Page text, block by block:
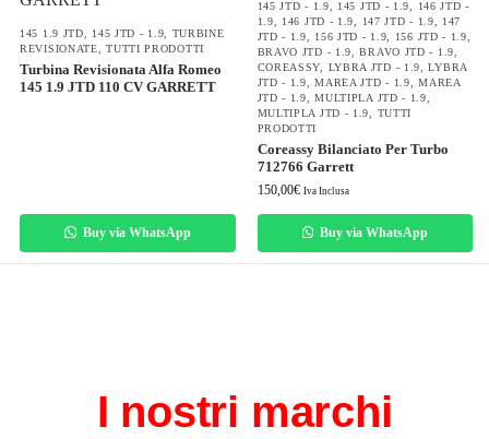
145 1.9 JTD 145 JTD - 1.9
TURBINE
REVISIONATE ,TUTTI PRODOTTI
Turbina Revisionata Alfa Romeo
145 1.9 JTD 110 CV GARRETT
Buy via WhatsApp
145 JTD - 1.9 145 JTD - 1.9
146 JTD -
1.9
146 JTD - 1.9 147 JTD - 1.9
147
JTD - 1.9
156 JTD - 1.9 156 JTD - 1.9
BRAVO JTD - 1.9 ,BRAVO JTD - 1.9
COREASSY
LYBRA JTD - 1.9 ,LYBRA
JTD - 1.9 ,MAREA JTD - 1.9 ,MAREA
JTD - 1.9 ,MULTIPLA JTD - 1.9
MULTIPLA JTD - 1.9
TUTTI
PRODOTTI
Coreassy Bilanciato Per Turbo
712766 Garrett
150,00€ Iva Inclusa
Buy via WhatsApp
I nostri marchi